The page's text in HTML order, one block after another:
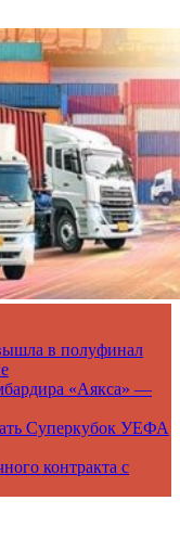
в полуфинал
«Аякса» —
Суперкубок УЕФА
контракта с